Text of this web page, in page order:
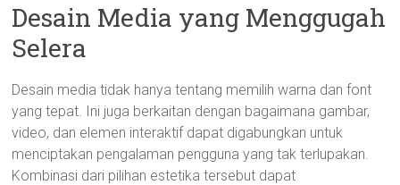
Desain Media yang Menggugah
Selera
Desain media tidak hanya tentang memilih warna dan font
yang tepat. Ini juga berkaitan dengan bagaimana gambar,
video, dan elemen interaktif dapat digabungkan untuk
menciptakan pengalaman pengguna yang tak terlupakan.
Kombinasi dari pilihan estetika tersebut dapat